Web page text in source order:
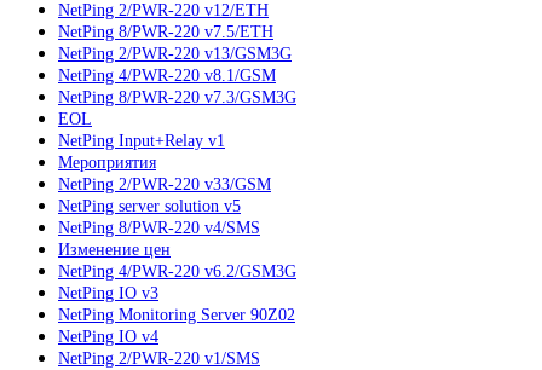
NetPing 2/PWR-220 v12/ETH
NetPing 8/PWR-220 v7.5/ETH
NetPing 2/PWR-220 v13/GSM3G
NetPing 4/PWR-220 v8.1/GSM
NetPing 8/PWR-220 v7.3/GSM3G
EOL
NetPing Input+Relay v1
Мероприятия
NetPing 2/PWR-220 v33/GSM
NetPing server solution v5
NetPing 8/PWR-220 v4/SMS
Изменение цен
NetPing 4/PWR-220 v6.2/GSM3G
NetPing IO v3
NetPing Monitoring Server 90Z02
NetPing IO v4
NetPing 2/PWR-220 v1/SMS